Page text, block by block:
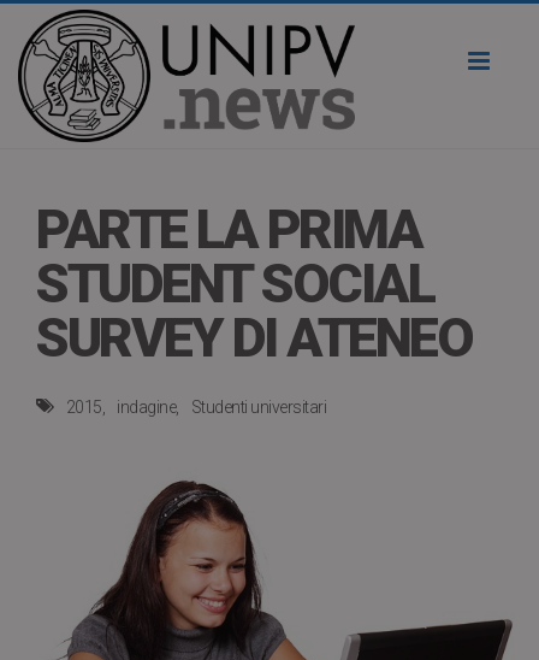
PARTE LA PRIMA
STUDENT SOCIAL
SURVEY DI ATENEO
2015 indagine Studenti universitari